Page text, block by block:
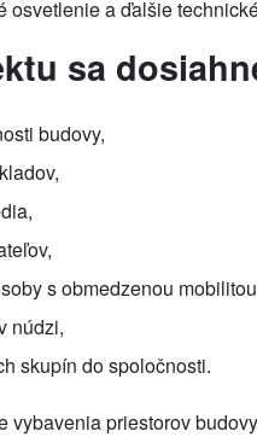
osvetlenie a ďalšie
sa
budovy,
s obmedzenou
núdzi,
skupín do spoločnosti.
vybavenia priestorov